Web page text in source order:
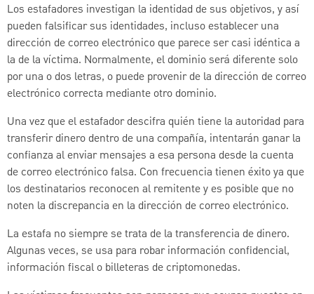
Los estafadores investigan la identidad de sus objetivos, y así
pueden falsificar sus identidades, incluso establecer una
dirección de correo electrónico que parece ser casi idéntica a
la de la víctima. Normalmente, el dominio será diferente solo
por una o dos letras, o puede provenir de la dirección de correo
electrónico correcta mediante otro dominio.
Una vez que el estafador descifra quién tiene la autoridad para
transferir dinero dentro de una compañía, intentarán ganar la
confianza al enviar mensajes a esa persona desde la cuenta
de correo electrónico falsa. Con frecuencia tienen éxito ya que
los destinatarios reconocen al remitente y es posible que no
noten la discrepancia en la dirección de correo electrónico.
La estafa no siempre se trata de la transferencia de dinero.
Algunas veces, se usa para robar información confidencial,
información fiscal o billeteras de criptomonedas.